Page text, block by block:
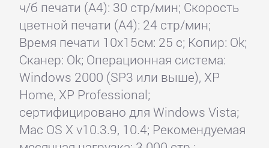
ч/б печати (А4): 30 стр/мин; Скорость
цветной печати (А4): 24 стр/мин;
Время печати 10x15см: 25 с; Копир: Ok;
Сканер: Ok; Операционная система:
Windows 2000 (SP3 или выше), XP
Home, XP Professional;
сертифицировано для Windows Vista;
Mac OS X v10.3.9, 10.4; Рекомендуемая